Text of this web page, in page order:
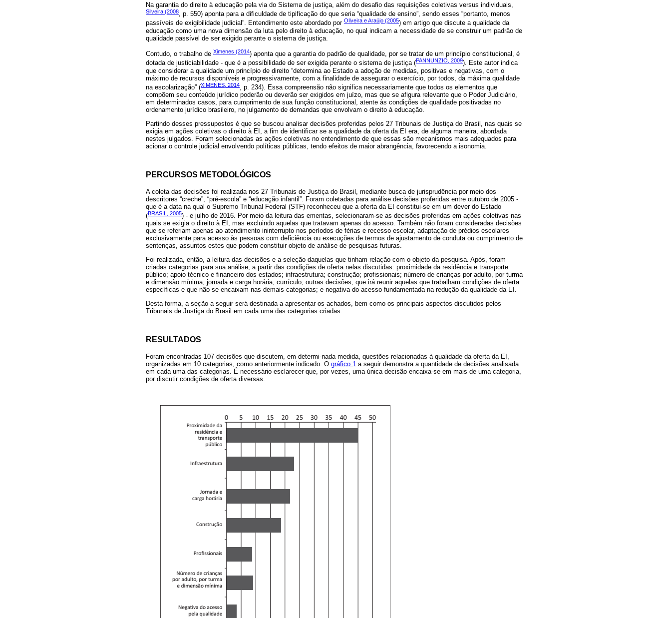
Na garantia do direito à educação pela via do Sistema de justiça, além do desafio das requisições coletivas versus individuais,
Silveira (2008, p. 550) aponta para a dificuldade de tipificação do que seria “qualidade de ensino”, sendo esses “portanto, menos
passíveis de exigibilidade judicial”. Entendimento este abordado por Oliveira e Araújo (2005) em artigo que discute a qualidade da
educação como uma nova dimensão da luta pelo direito à educação, no qual indicam a necessidade de se construir um padrão de
qualidade passível de ser exigido perante o sistema de justiça.
Contudo, o trabalho de Ximenes (2014) aponta que a garantia do padrão de qualidade, por se tratar de um princípio constitucional, é
dotada de justiciabilidade - que é a possibilidade de ser exigida perante o sistema de justiça (PANNUNZIO, 2009). Este autor indica
que considerar a qualidade um princípio de direito “determina ao Estado a adoção de medidas, positivas e negativas, com o
máximo de recursos disponíveis e progressivamente, com a finalidade de assegurar o exercício, por todos, da máxima qualidade
na escolarização” (XIMENES, 2014, p. 234). Essa compreensão não significa necessariamente que todos os elementos que
compõem seu conteúdo jurídico poderão ou deverão ser exigidos em juízo, mas que se afigura relevante que o Poder Judiciário,
em determinados casos, para cumprimento de sua função constitucional, atente às condições de qualidade positivadas no
ordenamento jurídico brasileiro, no julgamento de demandas que envolvam o direito à educação.
Partindo desses pressupostos é que se buscou analisar decisões proferidas pelos 27 Tribunais de Justiça do Brasil, nas quais se
exigia em ações coletivas o direito à EI, a fim de identificar se a qualidade da oferta da EI era, de alguma maneira, abordada
nestes julgados. Foram selecionadas as ações coletivas no entendimento de que essas são mecanismos mais adequados para
acionar o controle judicial envolvendo políticas públicas, tendo efeitos de maior abrangência, favorecendo a isonomia.
PERCURSOS METODOLÓGICOS
A coleta das decisões foi realizada nos 27 Tribunais de Justiça do Brasil, mediante busca de jurisprudência por meio dos
descritores “creche”, “pré-escola” e “educação infantil”. Foram coletadas para análise decisões proferidas entre outubro de 2005 -
que é a data na qual o Supremo Tribunal Federal (STF) reconheceu que a oferta da EI constitui-se em um dever do Estado
(BRASIL, 2005) - e julho de 2016. Por meio da leitura das ementas, selecionaram-se as decisões proferidas em ações coletivas nas
quais se exigia o direito à EI, mas excluindo aquelas que tratavam apenas do acesso. Também não foram consideradas decisões
que se referiam apenas ao atendimento ininterrupto nos períodos de férias e recesso escolar, adaptação de prédios escolares
exclusivamente para acesso às pessoas com deficiência ou execuções de termos de ajustamento de conduta ou cumprimento de
sentenças, assuntos estes que podem constituir objeto de análise de pesquisas futuras.
Foi realizada, então, a leitura das decisões e a seleção daquelas que tinham relação com o objeto da pesquisa. Após, foram
criadas categorias para sua análise, a partir das condições de oferta nelas discutidas: proximidade da residência e transporte
público; apoio técnico e financeiro dos estados; infraestrutura; construção; profissionais; número de crianças por adulto, por turma
e dimensão mínima; jornada e carga horária; currículo; outras decisões, que irá reunir aquelas que trabalham condições de oferta
específicas e que não se encaixam nas demais categorias; e negativa do acesso fundamentada na redução da qualidade da EI.
Desta forma, a seção a seguir será destinada a apresentar os achados, bem como os principais aspectos discutidos pelos
Tribunais de Justiça do Brasil em cada uma das categorias criadas.
RESULTADOS
Foram encontradas 107 decisões que discutem, em determi-nada medida, questões relacionadas à qualidade da oferta da EI,
organizadas em 10 categorias, como anteriormente indicado. O gráfico 1 a seguir demonstra a quantidade de decisões analisada
em cada uma das categorias. É necessário esclarecer que, por vezes, uma única decisão encaixa-se em mais de uma categoria,
por discutir condições de oferta diversas.